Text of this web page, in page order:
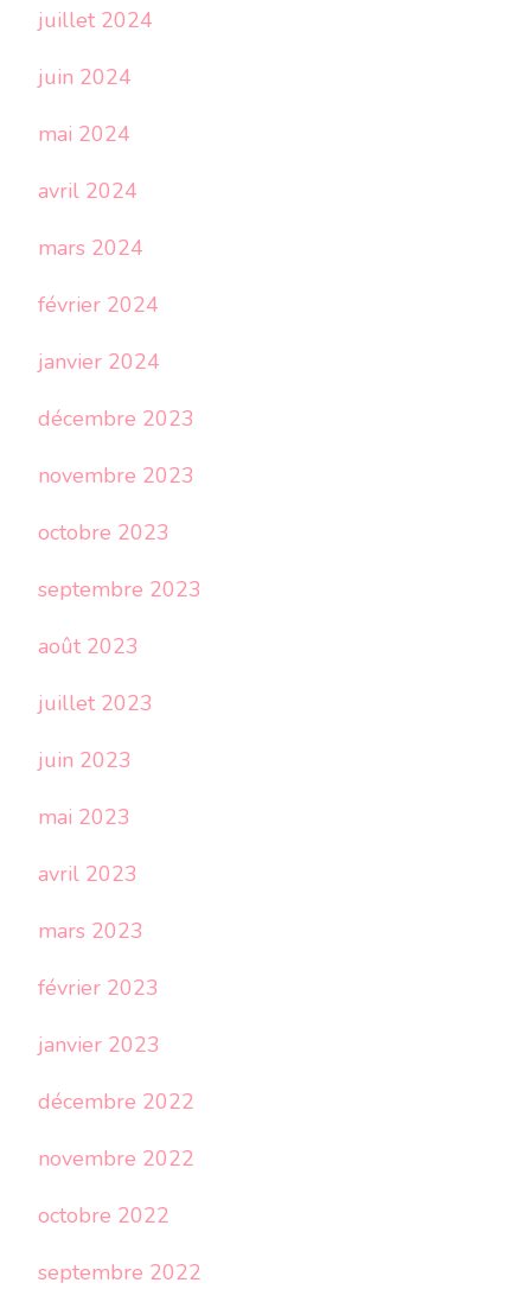
juillet 2024
juin 2024
mai 2024
avril 2024
mars 2024
février 2024
janvier 2024
décembre 2023
novembre 2023
octobre 2023
septembre 2023
août 2023
juillet 2023
juin 2023
mai 2023
avril 2023
mars 2023
février 2023
janvier 2023
décembre 2022
novembre 2022
octobre 2022
septembre 2022